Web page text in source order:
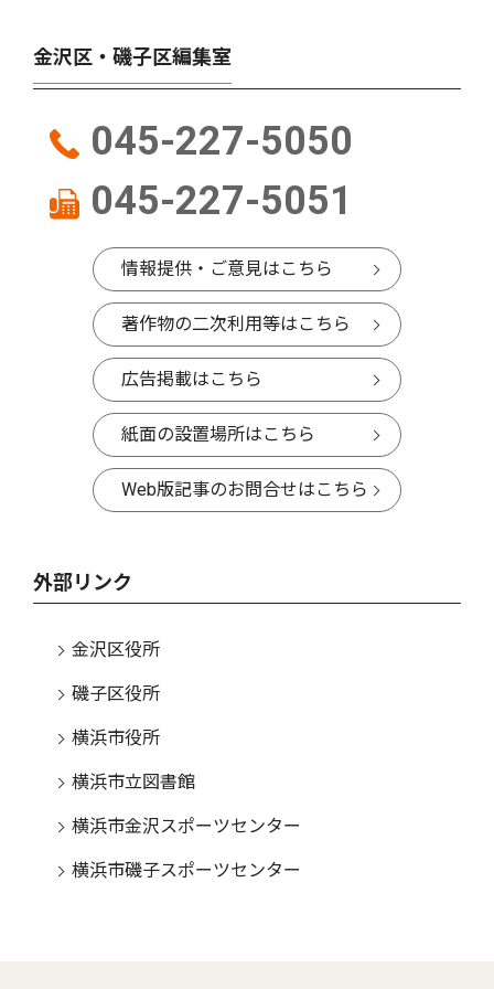
金沢区・磯子区編集室
045-227-5050
045-227-5051
情報提供・ご意見はこちら
著作物の二次利用等はこちら
広告掲載はこちら
紙面の設置場所はこちら
Web版記事のお問合せはこちら
外部リンク
金沢区役所
磯子区役所
横浜市役所
横浜市立図書館
横浜市金沢スポーツセンター
横浜市磯子スポーツセンター